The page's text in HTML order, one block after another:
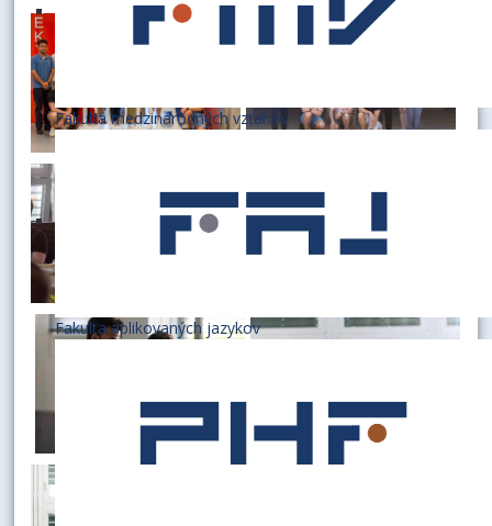
Fakulta medzinárodných vzťahov
Fakulta aplikovaných jazykov